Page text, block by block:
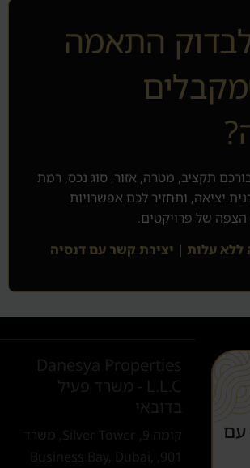
התאמה
תקציב, מטרה, אזור, סוג נכס, רמת
יציאה, ותחזיר לכם אפשרויות
הצפה של פרויקטים.
עלות | יצירת קשר עם דנסיה
עם
Danesya Properties
L.L.C - משרד פעיל
בדובאי
קומה 9, Silver Tower, משרד
901, Business Bay, Dubai,